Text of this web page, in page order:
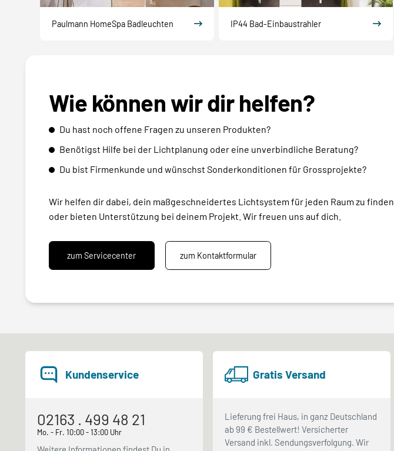
Paulmann HomeSpa Badleuchten IP44 Bad-Einbaustrahler
Wie können wir dir helfen?
Du hast noch offene Fragen zu unseren Produkten?
Benötigst Hilfe bei der Lichtplanung oder eine unverbindliche Beratung?
Du bist Firmenkunde und wünschst Sonderkonditionen für Grossprojekte?
Wir helfen dir dabei, dein maßgeschneidertes Lichtsystem für jeden Raum zu finden
oder bieten Unterstützung bei deinem Projekt. Wir freuen uns auf dich.
zum Servicecenter zum Kontaktformular
Kundenservice
02163 . 499 48 21
Mo. - Fr. 10:00 - 13:00 Uhr
Gratis Versand
Lieferung frei Haus, in ganz Deutschland
ab 99 € Bestellwert! Versicherter
Versand inkl. Sendungsverfolgung. Wir